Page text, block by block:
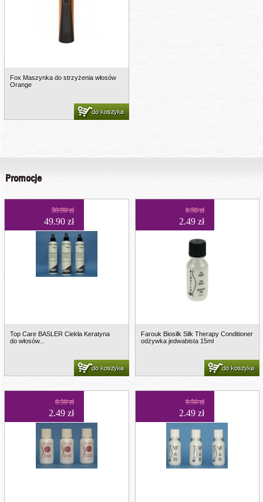
Fox Maszynka do strzyżenia włosów
Orange
do koszyka
Promocje
59.90 zł
49.90 zł
Top Care BASLER Ciekła Keratyna
do włosów...
do koszyka
6.50 zł
2.49 zł
Farouk Biosilk Silk Therapy Conditioner
odżywka jedwabista 15ml
do koszyka
6.50 zł
2.49 zł
6.50 zł
2.49 zł